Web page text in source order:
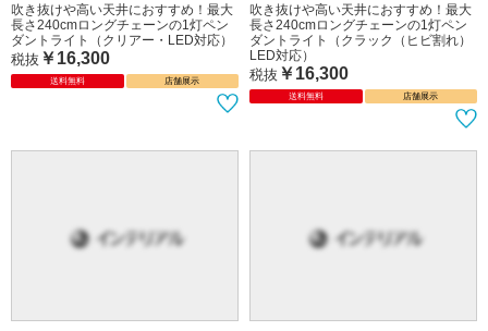
吹き抜けや高い天井におすすめ！最大
長さ240cmロングチェーンの1灯ペン
ダントライト（クリアー・LED対応）
税抜 ￥16,300
送料無料 店舗展示
吹き抜けや高い天井におすすめ！最大
長さ240cmロングチェーンの1灯ペン
ダントライト（クラック（ヒビ割れ）
LED対応）
税抜 ￥16,300
送料無料 店舗展示